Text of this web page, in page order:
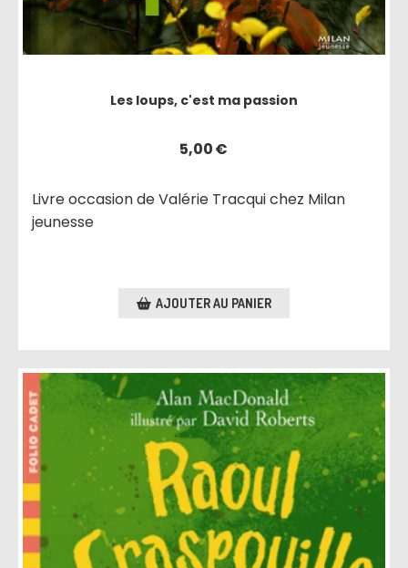
Les loups, c'est ma passion
5,00€
Livre occasion de Valérie Tracqui chez Milan
jeunesse
AJOUTER AU PANIER